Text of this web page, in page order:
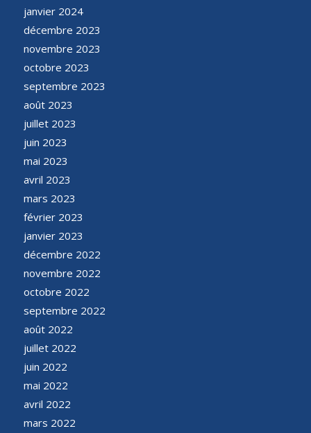
janvier 2024
décembre 2023
novembre 2023
octobre 2023
septembre 2023
août 2023
juillet 2023
juin 2023
mai 2023
avril 2023
mars 2023
février 2023
janvier 2023
décembre 2022
novembre 2022
octobre 2022
septembre 2022
août 2022
juillet 2022
juin 2022
mai 2022
avril 2022
mars 2022